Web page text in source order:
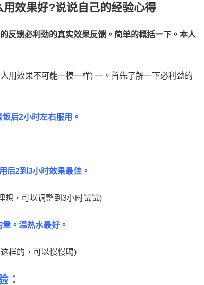
效果好?说说自己的经验心得
反馈必利劲的真实效果反馈。简单的概括一下。本人
用效果不可能一模一样) 一。首先了解一下必利劲的
后2小时左右服用。
后2到3小时效果最佳。
想，可以调整到3小时试试)
。温热水最好。
样的，可以慢慢喝)
：